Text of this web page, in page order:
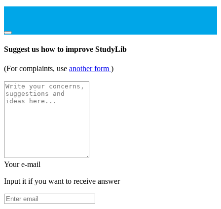
Suggest us how to improve StudyLib
(For complaints, use another form )
Your e-mail
Input it if you want to receive answer